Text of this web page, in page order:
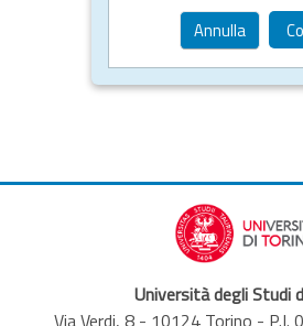
Annulla
Università degli Studi
Via Verdi, 8 - 10124 Torino - P.I.